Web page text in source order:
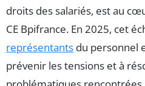
droits des salariés, est au
CE Bpifrance. En 2025, cet
représentants du personnel
prévenir les tensions et à